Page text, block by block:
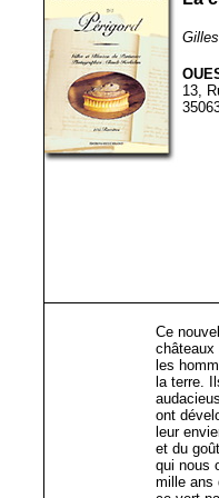
13,
Ce
châteaux
les
la terre.
ont
leur
et du
qui nous
mille ans